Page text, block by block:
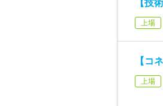
【技
上場
【コ
上場